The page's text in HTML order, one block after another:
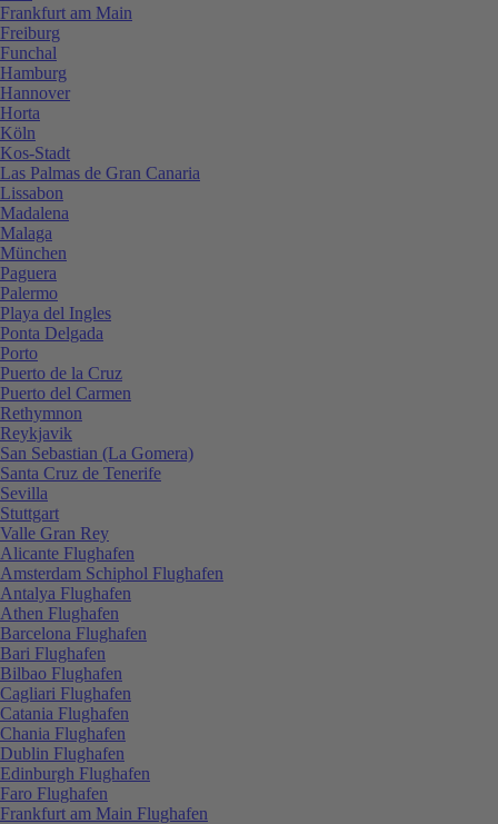
Frankfurt am Main
Freiburg
Funchal
Hamburg
Hannover
Horta
Köln
Kos-Stadt
Las Palmas de Gran Canaria
Lissabon
Madalena
Malaga
München
Paguera
Palermo
Playa del Ingles
Ponta Delgada
Porto
Puerto de la Cruz
Puerto del Carmen
Rethymnon
Reykjavik
San Sebastian (La Gomera)
Santa Cruz de Tenerife
Sevilla
Stuttgart
Valle Gran Rey
Alicante Flughafen
Amsterdam Schiphol Flughafen
Antalya Flughafen
Athen Flughafen
Barcelona Flughafen
Bari Flughafen
Bilbao Flughafen
Cagliari Flughafen
Catania Flughafen
Chania Flughafen
Dublin Flughafen
Edinburgh Flughafen
Faro Flughafen
Frankfurt am Main Flughafen